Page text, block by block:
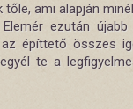
ami alapján
ezután
építtető összes
te a